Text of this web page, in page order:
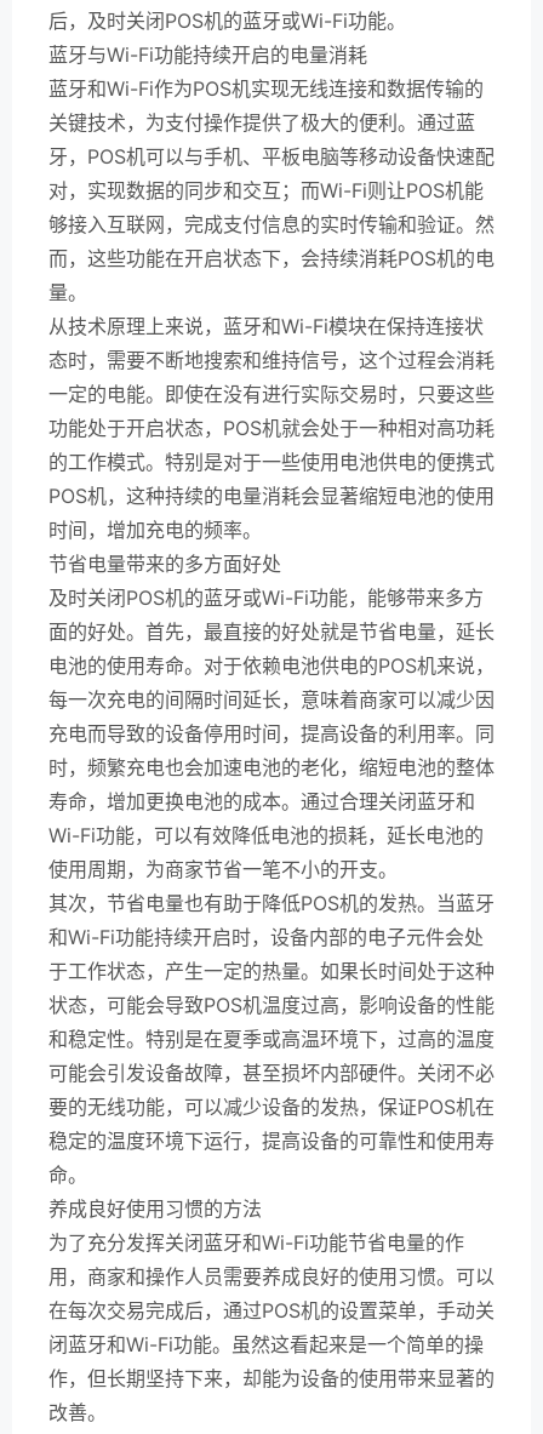
后，及时关闭POS机的蓝牙或Wi-Fi功能。
蓝牙与Wi-Fi功能持续开启的电量消耗
蓝牙和Wi-Fi作为POS机实现无线连接和数据传输的
关键技术，为支付操作提供了极大的便利。通过蓝
牙，POS机可以与手机、平板电脑等移动设备快速配
对，实现数据的同步和交互；而Wi-Fi则让POS机能
够接入互联网，完成支付信息的实时传输和验证。然
而，这些功能在开启状态下，会持续消耗POS机的电
量。
从技术原理上来说，蓝牙和Wi-Fi模块在保持连接状
态时，需要不断地搜索和维持信号，这个过程会消耗
一定的电能。即使在没有进行实际交易时，只要这些
功能处于开启状态，POS机就会处于一种相对高功耗
的工作模式。特别是对于一些使用电池供电的便携式
POS机，这种持续的电量消耗会显著缩短电池的使用
时间，增加充电的频率。
节省电量带来的多方面好处
及时关闭POS机的蓝牙或Wi-Fi功能，能够带来多方
面的好处。首先，最直接的好处就是节省电量，延长
电池的使用寿命。对于依赖电池供电的POS机来说，
每一次充电的间隔时间延长，意味着商家可以减少因
充电而导致的设备停用时间，提高设备的利用率。同
时，频繁充电也会加速电池的老化，缩短电池的整体
寿命，增加更换电池的成本。通过合理关闭蓝牙和
Wi-Fi功能，可以有效降低电池的损耗，延长电池的
使用周期，为商家节省一笔不小的开支。
其次，节省电量也有助于降低POS机的发热。当蓝牙
和Wi-Fi功能持续开启时，设备内部的电子元件会处
于工作状态，产生一定的热量。如果长时间处于这种
状态，可能会导致POS机温度过高，影响设备的性能
和稳定性。特别是在夏季或高温环境下，过高的温度
可能会引发设备故障，甚至损坏内部硬件。关闭不必
要的无线功能，可以减少设备的发热，保证POS机在
稳定的温度环境下运行，提高设备的可靠性和使用寿
命。
养成良好使用习惯的方法
为了充分发挥关闭蓝牙和Wi-Fi功能节省电量的作
用，商家和操作人员需要养成良好的使用习惯。可以
在每次交易完成后，通过POS机的设置菜单，手动关
闭蓝牙和Wi-Fi功能。虽然这看起来是一个简单的操
作，但长期坚持下来，却能为设备的使用带来显著的
改善。